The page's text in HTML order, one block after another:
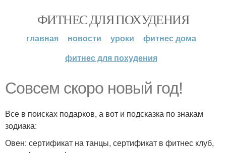
ФИТНЕС ДЛЯ ПОХУДЕНИЯ
главная новости уроки
фитнес дома
фитнес для похудения
Совсем скоро новый год!
Все в поисках подарков, а вот и подсказка по знакам
зодиака:
Овен: сертификат на танцы, сертификат в фитнес клуб,